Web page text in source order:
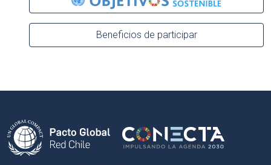
Beneficios de participar